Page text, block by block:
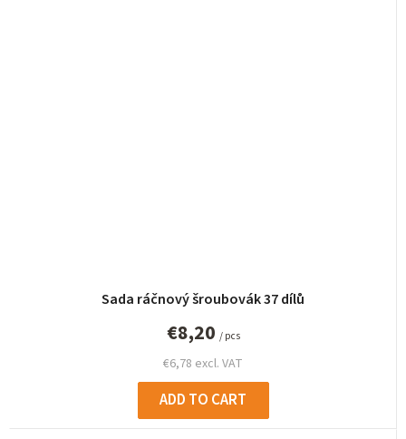
Sada ráčnový šroubovák 37 dílů
€6,78 excl. VAT
€8,20 / pcs
ADD TO CART